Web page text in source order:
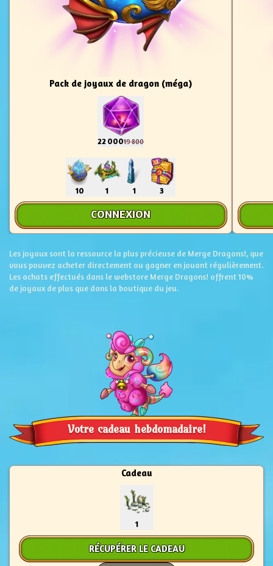
Pack de joyaux de dragon (méga)
22 00019 800
10 1 1 3
CONNEXION
Les joyaux sont la ressource la plus précieuse de Merge Dragons!, que
vous pouvez acheter directement ou gagner en jouant régulièrement.
Les achats effectués dans le webstore Merge Dragons! offrent 10%
de joyaux de plus que dans la boutique du jeu.
Votre cadeau hebdomadaire!
Cadeau
1
RÉCUPÉRER LE CADEAU